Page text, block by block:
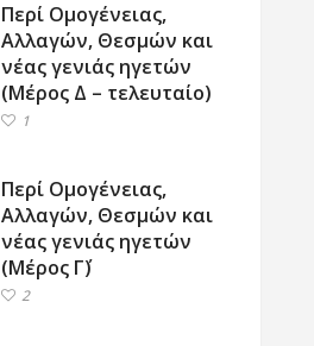
Περί Ομογένειας,
Αλλαγών, Θεσμών και
νέας γενιάς ηγετών
(Μέρος Δ – τελευταίο)
1
Περί Ομογένειας,
Αλλαγών, Θεσμών και
νέας γενιάς ηγετών
(Μέρος Γ΄)
2